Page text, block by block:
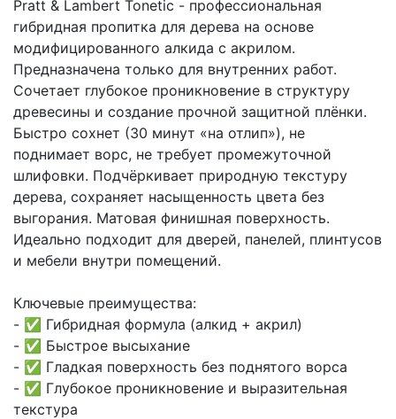
Pratt & Lambert Tonetic - профессиональная
гибридная пропитка для дерева на основе
модифицированного алкида с акрилом.
Предназначена только для внутренних работ.
Сочетает глубокое проникновение в структуру
древесины и создание прочной защитной плёнки.
Быстро сохнет (30 минут «на отлип»), не
поднимает ворс, не требует промежуточной
шлифовки. Подчёркивает природную текстуру
дерева, сохраняет насыщенность цвета без
выгорания. Матовая финишная поверхность.
Идеально подходит для дверей, панелей, плинтусов
и мебели внутри помещений.
Ключевые преимущества:
- ✅ Гибридная формула (алкид + акрил)
- ✅ Быстрое высыхание
- ✅ Гладкая поверхность без поднятого ворса
- ✅ Глубокое проникновение и выразительная
текстура